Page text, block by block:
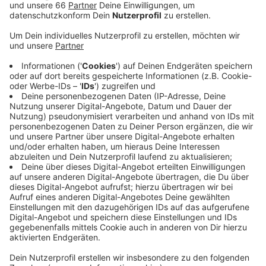
Maritim Hotel am Flughafen ausgetragen wird. Neben
Profis wie Michael van Gerwen, Peter Wright oder
Ricardo Pietreczko teil. Die Profis treten immer mit
einem Promi zusammen an, unter anderem sind
Musiker Eko Fresh, Comedian Chris Tall oder Verona
Pooth mit dabei. Gespielt wird ab 20:15 Uhr.
Anzeige
Weitere Infos und Links zum Thema:
Anzeige
Die PDC Darts-WM